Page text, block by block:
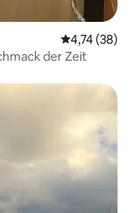
4,74 (38)
der Zeit